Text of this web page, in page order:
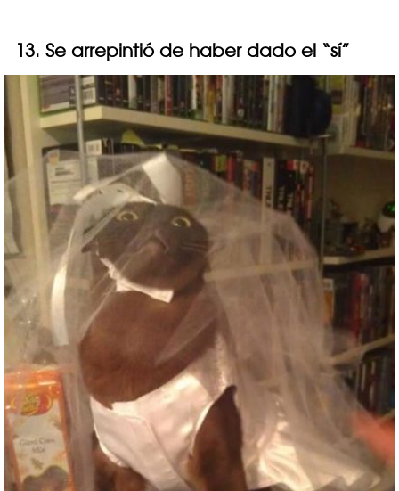
13. Se arrepintió de haber dado el “sí”